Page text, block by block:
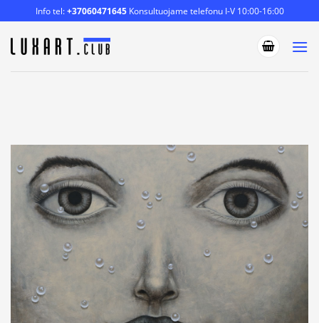
to
content
Info tel:+37060471645Konsultuojame telefonu I-V 10:00-16:00